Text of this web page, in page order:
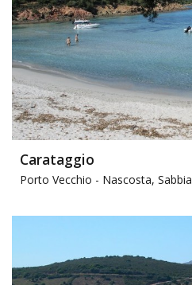
Carataggio
Porto Vecchio - Nascosta, Sabbia